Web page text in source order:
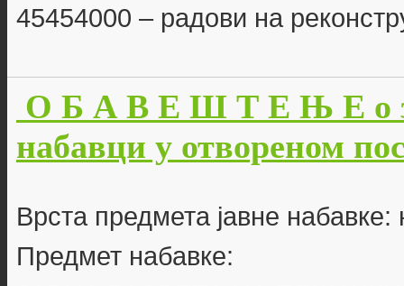
45454000 – радови на
О Б А В Е Ш Т Е Њ Е о
набавци у отвореном
Врста предмета јавне
Предмет набавке: